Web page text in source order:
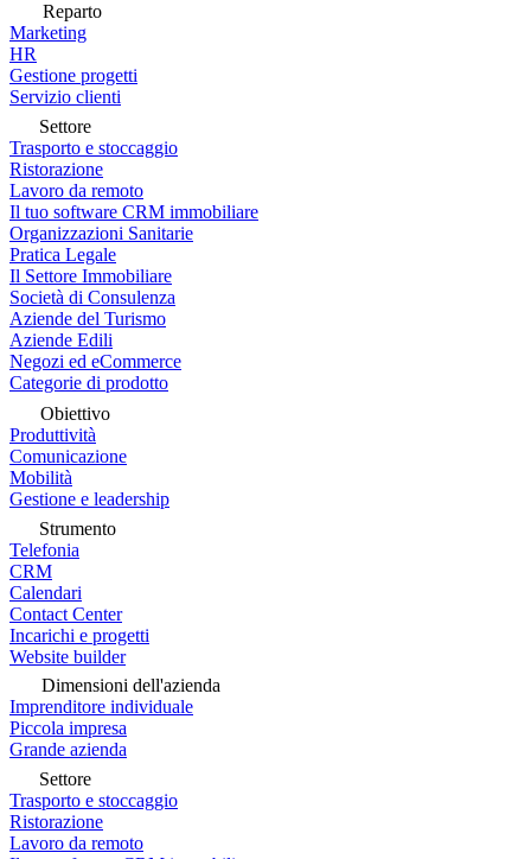
Reparto
Marketing
HR
Gestione progetti
Servizio clienti
Settore
Trasporto e stoccaggio
Ristorazione
Lavoro da remoto
Il tuo software CRM immobiliare
Organizzazioni Sanitarie
Pratica Legale
Il Settore Immobiliare
Società di Consulenza
Aziende del Turismo
Aziende Edili
Negozi ed eCommerce
Categorie di prodotto
Obiettivo
Produttività
Comunicazione
Mobilità
Gestione e leadership
Strumento
Telefonia
CRM
Calendari
Contact Center
Incarichi e progetti
Website builder
Dimensioni dell'azienda
Imprenditore individuale
Piccola impresa
Grande azienda
Settore
Trasporto e stoccaggio
Ristorazione
Lavoro da remoto